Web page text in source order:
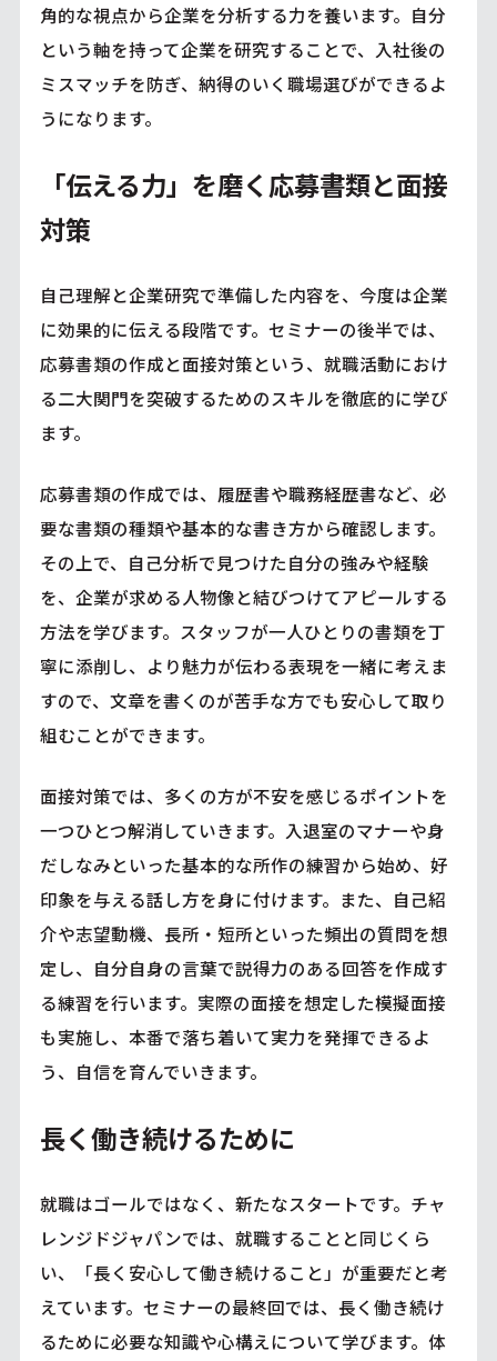
角的な視点から企業を分析する力を養います。自分
という軸を持って企業を研究することで、入社後の
ミスマッチを防ぎ、納得のいく職場選びができるよ
うになります。
「伝える力」を磨く応募書類と面接
対策
自己理解と企業研究で準備した内容を、今度は企業
に効果的に伝える段階です。セミナーの後半では、
応募書類の作成と面接対策という、就職活動におけ
る二大関門を突破するためのスキルを徹底的に学び
ます。
応募書類の作成では、履歴書や職務経歴書など、必
要な書類の種類や基本的な書き方から確認します。
その上で、自己分析で見つけた自分の強みや経験
を、企業が求める人物像と結びつけてアピールする
方法を学びます。スタッフが一人ひとりの書類を丁
寧に添削し、より魅力が伝わる表現を一緒に考えま
すので、文章を書くのが苦手な方でも安心して取り
組むことができます。
面接対策では、多くの方が不安を感じるポイントを
一つひとつ解消していきます。入退室のマナーや身
だしなみといった基本的な所作の練習から始め、好
印象を与える話し方を身に付けます。また、自己紹
介や志望動機、長所・短所といった頻出の質問を想
定し、自分自身の言葉で説得力のある回答を作成す
る練習を行います。実際の面接を想定した模擬面接
も実施し、本番で落ち着いて実力を発揮できるよ
う、自信を育んでいきます。
長く働き続けるために
就職はゴールではなく、新たなスタートです。チャ
レンジドジャパンでは、就職することと同じくら
い、「長く安心して働き続けること」が重要だと考
えています。セミナーの最終回では、長く働き続け
るために必要な知識や心構えについて学びます。体